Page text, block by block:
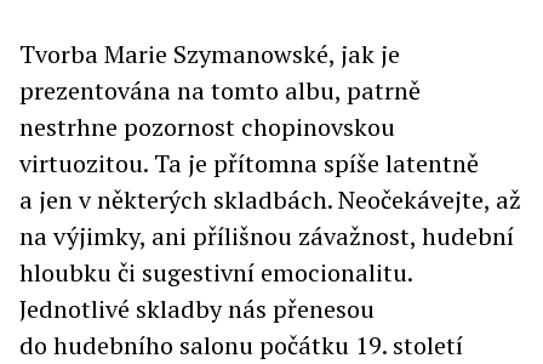
Tvorba Marie Szymanowské, jak je
prezentována na tomto albu, patrně
nestrhne pozornost chopinovskou
virtuozitou. Ta je přítomna spíše latentně
a jen v některých skladbách. Neočekávejte, až
na výjimky, ani přílišnou závažnost, hudební
hloubku či sugestivní emocionalitu.
Jednotlivé skladby nás přenesou
do hudebního salonu počátku 19. století